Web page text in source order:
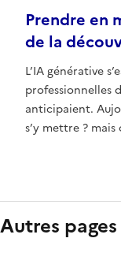
Prendre en
de la
L’IA générative
professionnelles
anticipaient.
s’y mettre ?
Autres pages